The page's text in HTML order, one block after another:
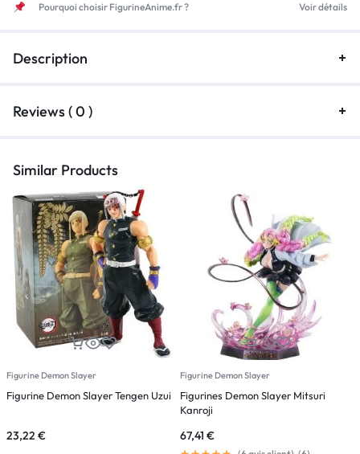
Pourquoi choisir FigurineAnime.fr ? Voir détails
Description
Reviews ( 0 )
Similar Products
Figurine Demon Slayer
Figurine Demon Slayer Tengen Uzui
23,22 €
Figurine Demon Slayer
Figurines Demon Slayer Mitsuri
Kanroji
67,41 €